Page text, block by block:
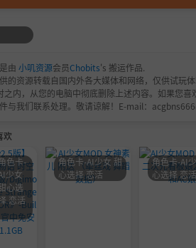
由 小叽资源会员Chobits's 搬运作品.
的资源转载自国内外各大媒体和网络，仅供试玩
之内，从您的电脑中彻底删除上述内容。如果您
与我们联系处理。敬请谅解！E-mail：
欢
色卡-
少女
心选
恋活
角色卡-AI少女 甜
心选择 恋活
角色卡-AI
心选择 恋活